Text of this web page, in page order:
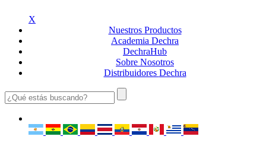
X
Nuestros Productos
Academia Dechra
DechraHub
Sobre Nosotros
Distribuidores Dechra